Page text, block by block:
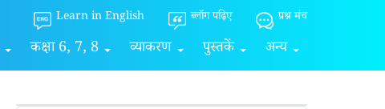
Learn in English ब्लॉग पढ़िए प्रश्न मंच
कक्षा 6, 7, 8 व्याकरण पुस्तकें अन्य